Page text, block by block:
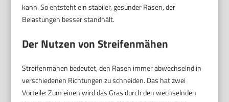
kann. So entsteht ein stabiler, gesunder Rasen, der
Belastungen besser standhält.
Der Nutzen von Streifenmähen
Streifenmähen bedeutet, den Rasen immer abwechselnd in
verschiedenen Richtungen zu schneiden. Das hat zwei
Vorteile: Zum einen wird das Gras durch den wechselnden